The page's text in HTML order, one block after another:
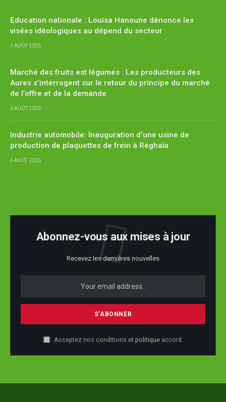
Education nationale : Louisa Hanoune dénonce les
visées idéologiques au dépend du secteur
7 AOÛT 2026
Marché des fruits est légumes : Les producteurs des
Aures s’interrogent sur le retour du principe du marché
de l’offre et de la demande
6 AOÛT 2026
Industrie automobile: Inauguration d’une usine de
production de plaquettes de frein à Réghaïa
5 AOÛT 2026
Abonnez-vous aux mises à jour
Recevez les dernières nouvelles
Acceptez nos conditions et politiqueaccord.